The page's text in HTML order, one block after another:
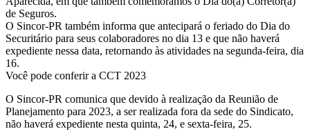
de Seguros.
O Sincor-PR também informa que antecipará o feriado do Dia do
Securitário para seus colaboradores no dia 13 e que não haverá
expediente nessa data, retornando às atividades na segunda-feira, dia
16.
Você pode conferir a CCT 2023
O Sincor-PR comunica que devido à realização da Reunião de
Planejamento para 2023, a ser realizada fora da sede do Sindicato,
não haverá expediente nesta quinta, 24, e sexta-feira, 25.